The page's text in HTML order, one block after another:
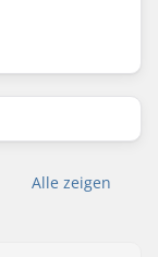
Alle zeigen